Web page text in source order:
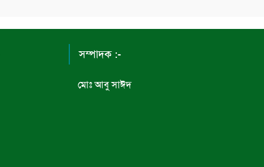
সম্পাদক :-
মোঃ আবু সাঈদ